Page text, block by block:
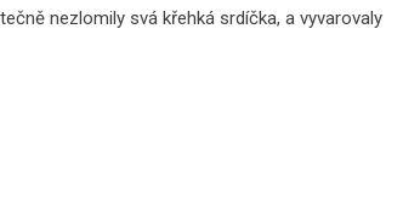
nezlomily svá křehká srdíčka, a vyvarovaly